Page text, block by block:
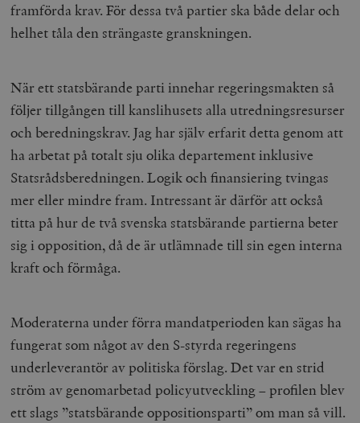
framförda krav. För dessa två partier ska både delar och
helhet tåla den strängaste granskningen.
När ett statsbärande parti innehar regeringsmakten så
följer tillgången till kanslihusets alla utredningsresurser
och beredningskrav. Jag har själv erfarit detta genom att
ha arbetat på totalt sju olika departement inklusive
Statsrådsberedningen. Logik och finansiering tvingas
mer eller mindre fram. Intressant är därför att också
titta på hur de två svenska statsbärande partierna beter
sig i opposition, då de är utlämnade till sin egen interna
kraft och förmåga.
Moderaterna under förra mandatperioden kan sägas ha
fungerat som något av den S-styrda regeringens
underleverantör av politiska förslag. Det var en strid
ström av genomarbetad policyutveckling – profilen blev
ett slags ”statsbärande oppositionsparti” om man så vill.